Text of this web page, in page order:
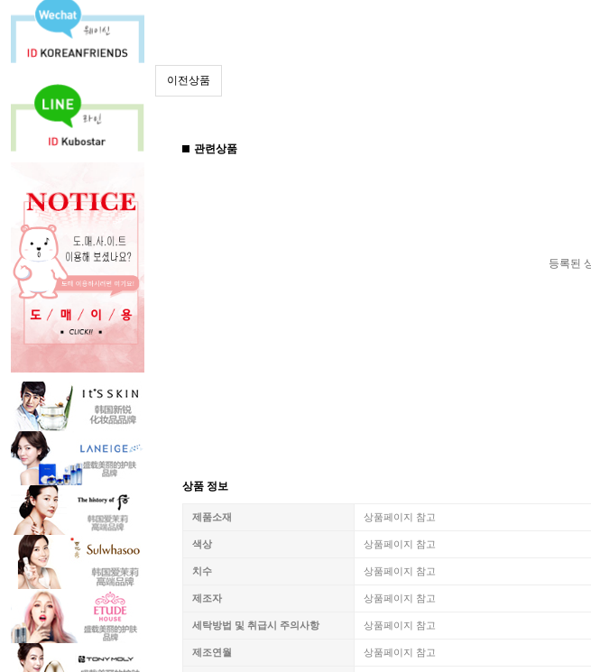
이전상품
관련상품
등록된
상품 정보
제품소재 상품페이지 참고
색상 상품페이지 참고
치수 상품페이지 참고
제조자 상품페이지 참고
세탁방법 및 취급시 주의사항 상품페이지 참고
제조연월 상품페이지 참고